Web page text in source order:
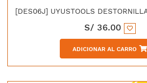
S/ 36.00
ADICIONAR AL CARRO